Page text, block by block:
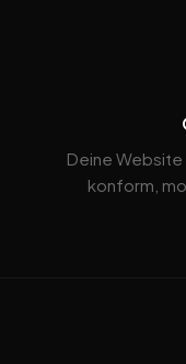
Deine
konform,